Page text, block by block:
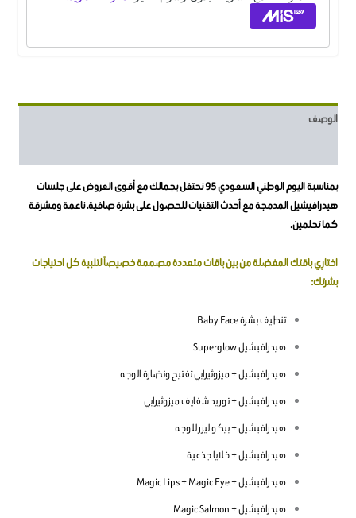
الوصف
بمناسبة اليوم الوطني السعودي 95 نحتفل بجمالك مع أقوى العروض على جلسات
هيدرافيشيل المدمجة مع أحدث التقنيات للحصول على بشرة صافية، ناعمة ومشرقة
كما تحلمين.
اختارِي باقتك المفضلة من بين باقات متعددة مصممة خصيصاً لتلبية كل احتياجات
بشرتك:
تنظيف بشرة Baby Face
هيدرافيشيل Superglow
هيدرافيشيل + ميزوثيرابي تفتيح ونضارة الوجه
هيدرافيشيل + توريد شفايف ميزوثيرابي
هيدرافيشيل + بيكو ليزر للوجه
هيدرافيشيل + خلايا جذعية
هيدرافيشيل + Magic Lips + Magic Eye
هيدرافيشيل + Magic Salmon